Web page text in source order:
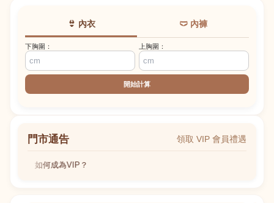
👙 內衣 🩲 內褲
下胸圍： 上胸圍：
開始計算
門市通告 領取 VIP 會員禮遇
如何成為VIP？